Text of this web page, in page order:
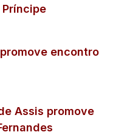
encontro
Assis promove